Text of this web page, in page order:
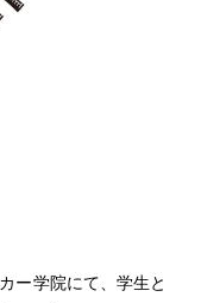
ー学院にて、学生と